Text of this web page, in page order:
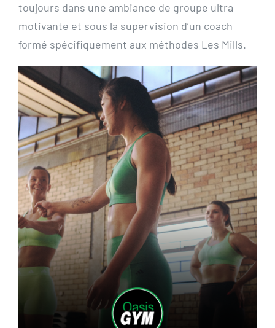
toujours dans une ambiance de groupe ultra
motivante et sous la supervision d’un coach
formé spécifiquement aux méthodes Les Mills.